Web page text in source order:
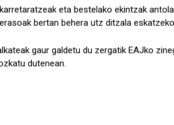
eta bestelako ekintzak
bertan behera utz ditzala
gaur galdetu du zergatik EAJko
dutenean.